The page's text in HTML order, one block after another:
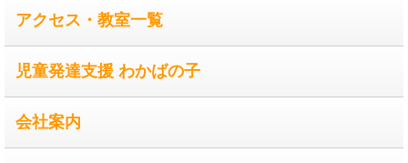
アクセス・教室一覧
児童発達支援 わかばの子
会社案内